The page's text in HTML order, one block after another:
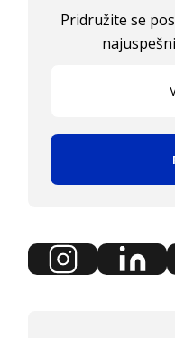
Pridružite se